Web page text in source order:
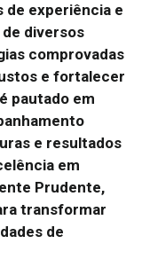
de experiência e
diversos
comprovadas
e fortalecer
pautado em
e resultados
em
Prudente,
transformar
de